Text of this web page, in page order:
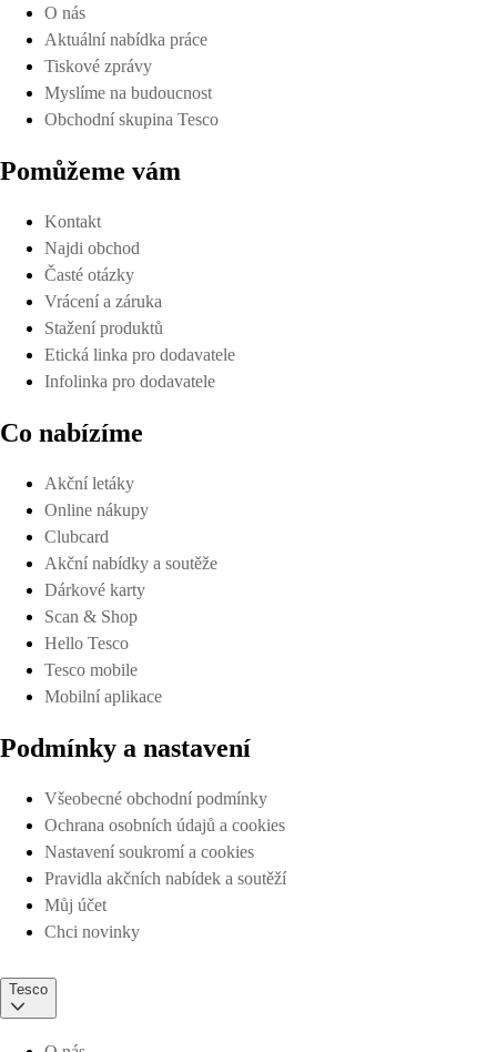
O nás
Aktuální nabídka práce
Tiskové zprávy
Myslíme na budoucnost
Obchodní skupina Tesco
Pomůžeme vám
Kontakt
Najdi obchod
Časté otázky
Vrácení a záruka
Stažení produktů
Etická linka pro dodavatele
Infolinka pro dodavatele
Co nabízíme
Akční letáky
Online nákupy
Clubcard
Akční nabídky a soutěže
Dárkové karty
Scan & Shop
Hello Tesco
Tesco mobile
Mobilní aplikace
Podmínky a nastavení
Všeobecné obchodní podmínky
Ochrana osobních údajů a cookies
Nastavení soukromí a cookies
Pravidla akčních nabídek a soutěží
Můj účet
Chci novinky
Tesco